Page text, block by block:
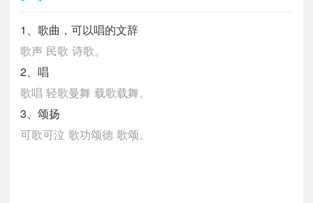
1、歌曲，可以唱的文辞
歌声 民歌 诗歌。
2、唱
歌唱 轻歌曼舞 载歌载舞。
3、颂扬
可歌可泣 歌功颂德 歌颂。